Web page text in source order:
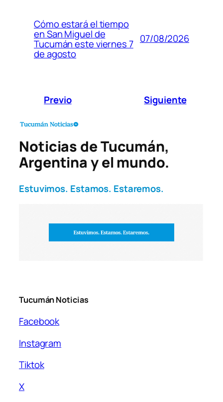
Cómo estará el tiempo
en San Miguel de
Tucumán este viernes 7
de agosto
07/08/2026
Previo Siguiente
Noticias de Tucumán,
Argentina y el mundo.
Estuvimos. Estamos. Estaremos.
Tucumán Noticias
Facebook
Instagram
Tiktok
X